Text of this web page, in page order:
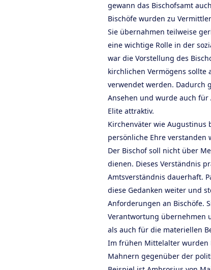
gewann das Bischofsamt
Bischöfe wurden zu
Sie übernahmen teilweise
eine wichtige Rolle in der
war die Vorstellung des
kirchlichen Vermögens
verwendet werden. Dadurch
Ansehen und wurde auch
Elite attraktiv.
Kirchenväter wie Augustinus
persönliche Ehre verstanden
Der Bischof soll nicht über
dienen. Dieses Verständnis
Amtsverständnis dauerhaft.
diese Gedanken weiter und
Anforderungen an Bischöfe.
Verantwortung übernehmen
als auch für die materiellen
Im frühen Mittelalter wurden
Mahnern gegenüber der